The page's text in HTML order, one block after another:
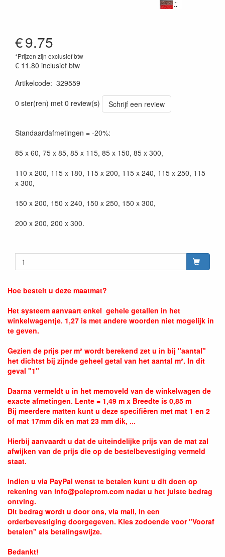
€9.75
*Prijzen zijn exclusief btw
€ 11.80 inclusief btw
Artikelcode: 329559
0 ster(ren) met 0 review(s)
Schrijf een review
Standaardafmetingen = -20%:
85 x 60, 75 x 85, 85 x 115, 85 x 150, 85 x 300,
110 x 200, 115 x 180, 115 x 200, 115 x 240, 115 x 250, 115
x 300,
150 x 200, 150 x 240, 150 x 250, 150 x 300,
200 x 200, 200 x 300.
Hoe bestelt u deze maatmat?
Het systeem aanvaart enkel gehele getallen in het
winkelwagentje. 1,27 is met andere woorden niet mogelijk in
te geven.
Gezien de prijs per m² wordt berekend zet u in bij "aantal"
het dichtst bij zijnde geheel getal van het aantal m². In dit
geval "1"
Daarna vermeldt u in het memoveld van de winkelwagen de
exacte afmetingen. Lente = 1,49 m x Breedte is 0,85 m
Bij meerdere matten kunt u deze specifiëren met mat 1 en 2
of mat 17mm dik en mat 23 mm dik, ...
Hierbij aanvaardt u dat de uiteindelijke prijs van de mat zal
afwijken van de prijs die op de bestelbevestiging vermeld
staat.
Indien u via PayPal wenst te betalen kunt u dit doen op
rekening van info@poleprom.com nadat u het juiste bedrag
ontving.
Dit bedrag wordt u door ons, via mail, in een
orderbevestiging doorgegeven. Kies zodoende voor "Vooraf
betalen" als betalingswijze.
Bedankt!